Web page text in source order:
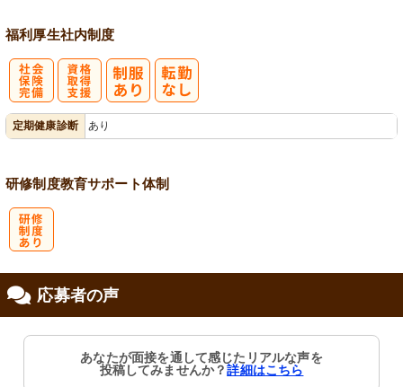
福利厚生社内制度
定期健康診断 あり
研修制度教育サポート体制
応募者の声
あなたが面接を通して感じたリアルな声を
投稿してみませんか？詳細はこちら